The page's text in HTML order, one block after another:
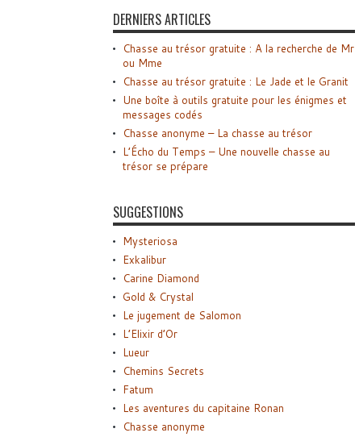
DERNIERS ARTICLES
Chasse au trésor gratuite : A la recherche de Mr
ou Mme
Chasse au trésor gratuite : Le Jade et le Granit
Une boîte à outils gratuite pour les énigmes et
messages codés
Chasse anonyme – La chasse au trésor
L’Écho du Temps – Une nouvelle chasse au
trésor se prépare
SUGGESTIONS
Mysteriosa
Exkalibur
Carine Diamond
Gold & Crystal
Le jugement de Salomon
L’Elixir d’Or
Lueur
Chemins Secrets
Fatum
Les aventures du capitaine Ronan
Chasse anonyme